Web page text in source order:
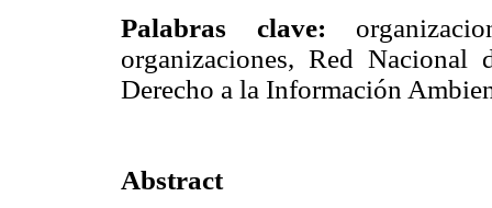
Palabras clave:
organizaciones, Red
Derecho a la Información
Abstract